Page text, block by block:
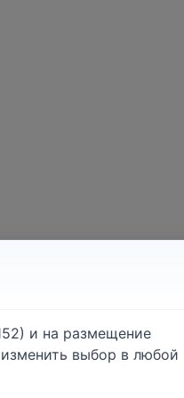
© 2026
и на размещение
выбор в любой